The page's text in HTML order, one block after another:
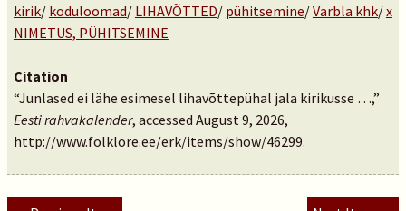
kirik/ koduloomad/ LIHAVÕTTED/ pühitsemine/Varbla khk/x
NIMETUS, PÜHITSEMINE
Citation
“Junlased ei lähe esimesel lihavõttepühal jala kirikusse …,”
Eesti rahvakalender, accessed August 9, 2026,
http://www.folklore.ee/erk/items/show/46299.